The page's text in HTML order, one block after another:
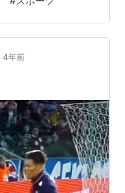
4年前